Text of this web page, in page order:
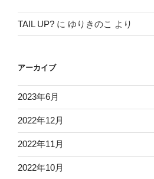
TAIL UP? に ゆりきのこ より
アーカイブ
2023年6月
2022年12月
2022年11月
2022年10月